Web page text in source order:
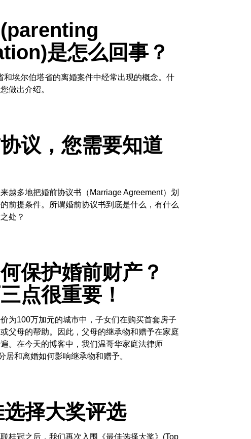
是怎么回事？
和埃尔伯塔省的离婚案件中经常出现的概念。什
做出介绍。
议，您需要知道
越多地把婚前协议书（Marriage Agreement）划
前提条件。所谓婚前协议书到底是什么，有什么
处？
保护婚前财产？
点很重要！
为100万加元的城市中，子女们在购买首套房子
父母的帮助。因此，父母的继承物和赠予在家庭
。在今天的博客中，我们温哥华家庭法律师
居和离婚如何影响继承物和赠予。
择大奖评选
桂冠之后，我们再次入围《最佳选择大奖》(Top